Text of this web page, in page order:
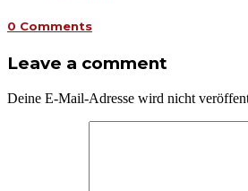
0 Comments
Leave a comment
Deine E-Mail-Adresse wird nicht